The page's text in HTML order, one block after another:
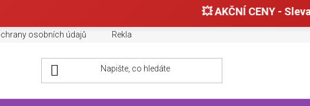
💥 AKČNÍ CENY -
osobních údajů Reklamace, výměny a vrácení zboží